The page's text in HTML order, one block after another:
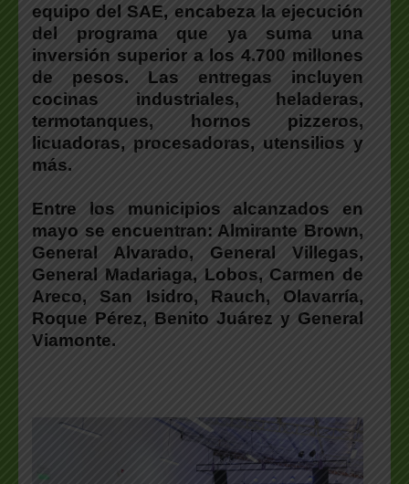
equipo del SAE, encabeza la ejecución
del programa que ya suma una
inversión superior a los 4.700 millones
de pesos. Las entregas incluyen
cocinas industriales, heladeras,
termotanques, hornos pizzeros,
licuadoras, procesadoras, utensilios y
más.
Entre los municipios alcanzados en
mayo se encuentran: Almirante Brown,
General Alvarado, General Villegas,
General Madariaga, Lobos, Carmen de
Areco, San Isidro, Rauch, Olavarría,
Roque Pérez, Benito Juárez y General
Viamonte.